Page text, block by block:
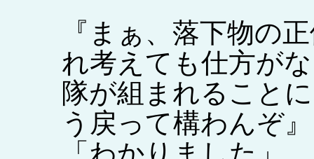
『まぁ、落下物の
れ考えても仕方が
隊が組まれること
う戻って構わんぞ』